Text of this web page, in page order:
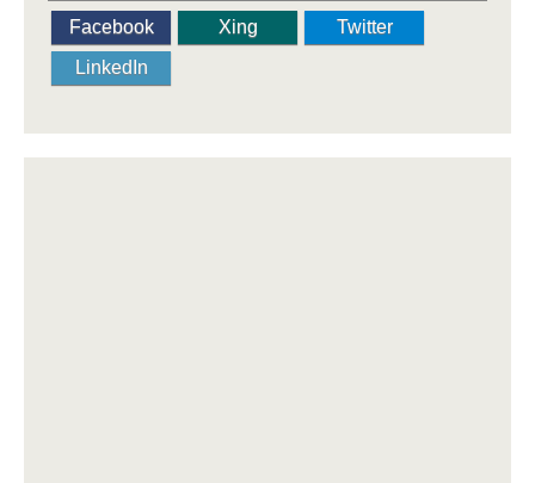
Facebook Xing
Twitter
LinkedIn